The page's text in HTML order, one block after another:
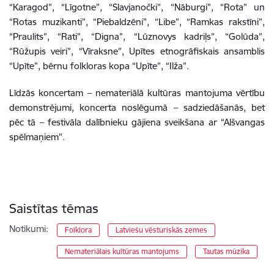
“Karagod”, “Līgotne”, “Slavjanočki”, “Nāburgi”, “Rota” un
“Rotas muzikanti”, “Piebaldzēni”, “Libe”, “Ramkas rakstīni”,
“Praulits”, “Rati”, “Digna”, “Lūznovys kadriļs”, “Golūda”,
“Rūžupis veiri”, “Vīraksne”, Upītes etnogrāfiskais ansamblis
“Upīte”, bērnu folkloras kopa “Upīte”, “Ilža”.
Līdzās koncertam – nemateriālā kultūras mantojuma vērtību
demonstrējumi, koncerta noslēgumā – sadziedāšanās, bet
pēc tā – festivāla dalībnieku gājiena sveikšana ar “Alšvangas
spēlmaņiem”.
Saistītas tēmas
Notikumi: Folklora Latviešu vēsturiskās zemes
Nemateriālais kultūras mantojums Tautas mūzika